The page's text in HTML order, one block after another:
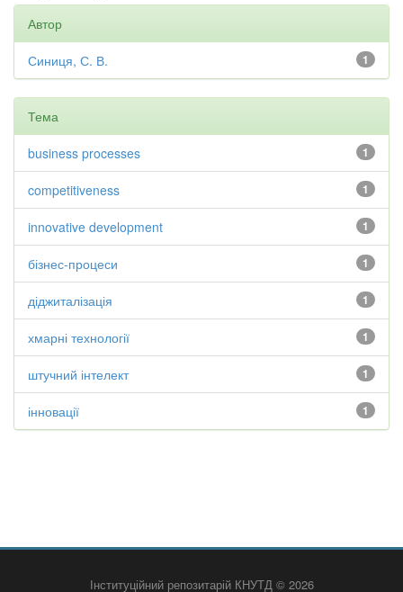
Автор
1
Синиця, С. В.
Тема
1
business processes
1
competitiveness
1
innovative development
1
бізнес-процеси
1
діджиталізація
1
хмарні технології
1
штучний інтелект
1
інновації
Інституційний репозитарій КНУТД © 2026